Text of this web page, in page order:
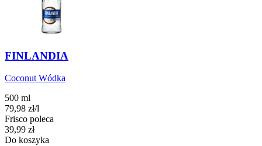
FINLANDIA
Coconut Wódka
500 ml
79,98 zł/l
Frisco poleca
Cena
39,99 zł
Do koszyka